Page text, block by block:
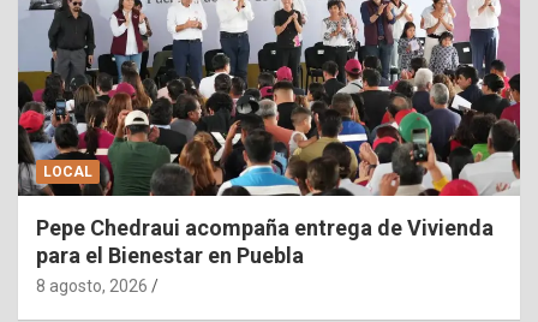
LOCAL
Pepe Chedraui acompaña entrega de Vivienda
para el Bienestar en Puebla
8 agosto, 2026